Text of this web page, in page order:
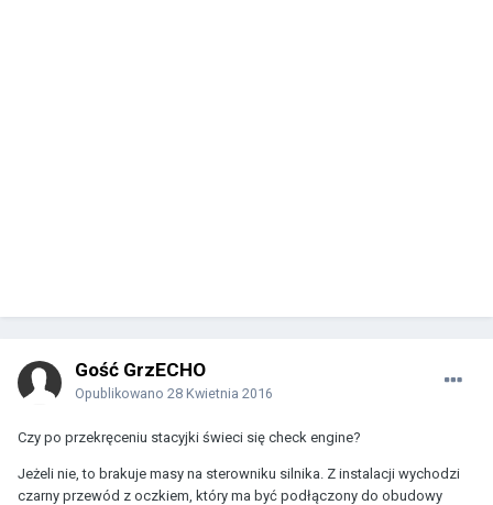
Gość GrzECHO
Opublikowano 28 Kwietnia 2016
Czy po przekręceniu stacyjki świeci się check engine?
Jeżeli nie, to brakuje masy na sterowniku silnika. Z instalacji wychodzi
czarny przewód z oczkiem, który ma być podłączony do obudowy